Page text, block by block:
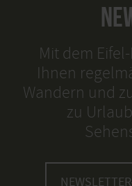
Mit dem
Ihnen
Wandern und
zu